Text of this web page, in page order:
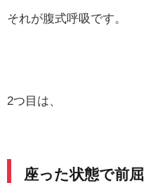
それが腹式呼吸です。
2つ目は、
座った状態で前屈